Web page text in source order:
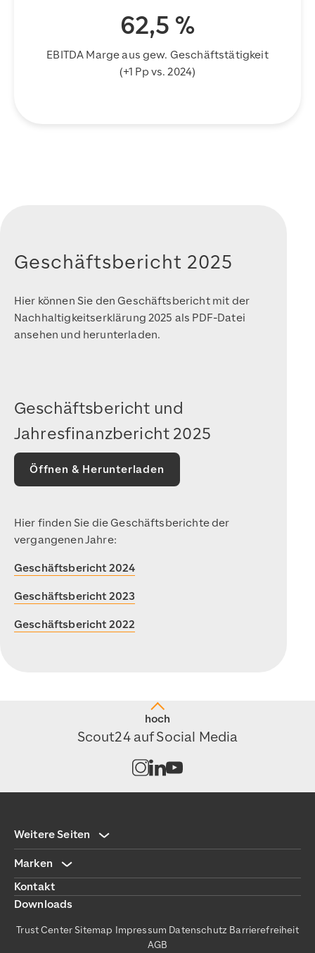
62,5%
EBITDA Marge aus gew. Geschäftstätigkeit
(+1 Pp vs. 2024)
Geschäftsbericht 2025
Hier können Sie den Geschäftsbericht mit der
Nachhaltigkeitserklärung 2025 als PDF-Datei
ansehen und herunterladen.
Geschäftsbericht und
Jahresfinanzbericht 2025
Öffnen & Herunterladen
Hier finden Sie die Geschäftsberichte der
vergangenen Jahre:
Geschäftsbericht 2024
Geschäftsbericht 2023
Geschäftsbericht 2022
hoch
Scout24 auf Social Media
Kanal auf Instagram öffnen
Kanal auf LinkedIn öffnen
Weitere Seiten
Marken
Kontakt
Downloads
Trust CenterSitemap Impressum Datenschutz Barrierefreiheit
AGB